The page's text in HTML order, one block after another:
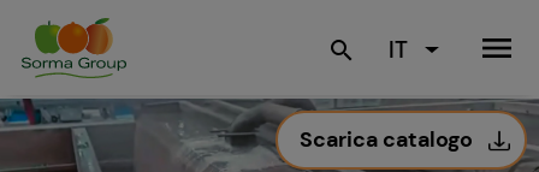
search IT menu
Scarica catalogo